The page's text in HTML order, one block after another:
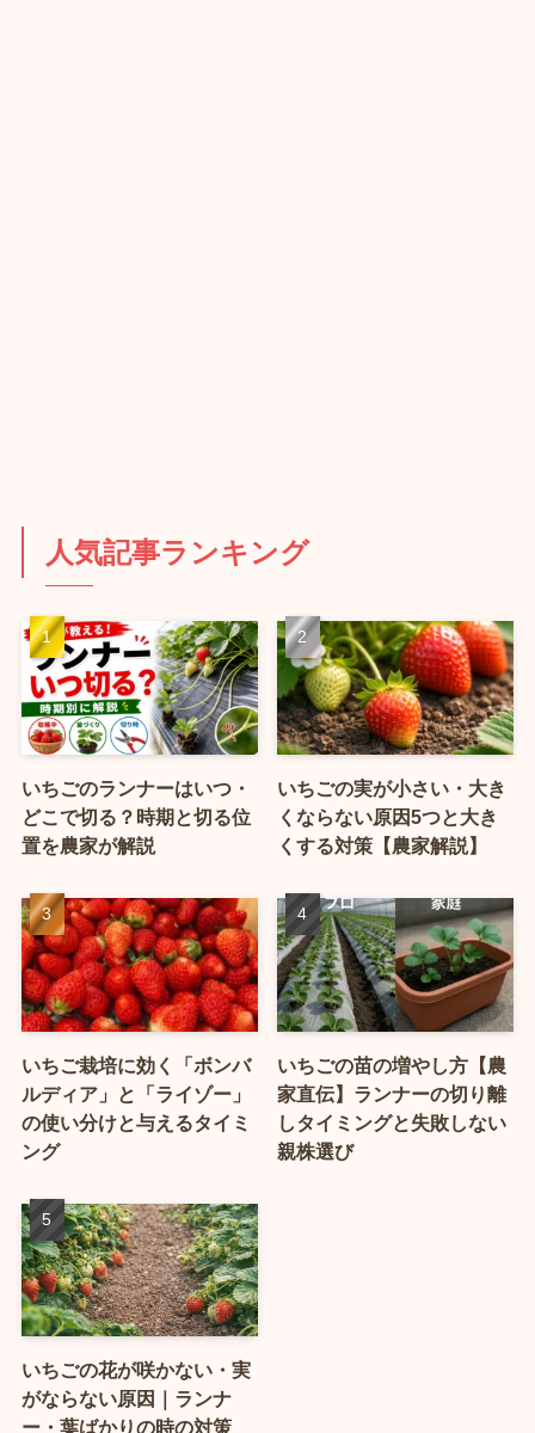
人気記事ランキング
いちごのランナーはいつ・
どこで切る？時期と切る位
置を農家が解説
いちごの実が小さい・大き
くならない原因5つと大き
くする対策【農家解説】
いちご栽培に効く「ボンバ
ルディア」と「ライゾー」
の使い分けと与えるタイミ
ング
いちごの苗の増やし方【農
家直伝】ランナーの切り離
しタイミングと失敗しない
親株選び
いちごの花が咲かない・実
がならない原因｜ランナ
ー・葉ばかりの時の対策